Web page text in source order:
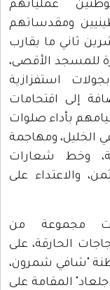
عملياتهم
ومقدساتهم
ثاني ما يقارب
للمسجد الأقصى،
استفزازية
إلى اقتحامات
بأداء صلوات
الخليل، ومهاجمة
وخط شعارات
والاعتداء على
مجموعة من
الحارقة، على
"شافي شمرون،
المقامة على